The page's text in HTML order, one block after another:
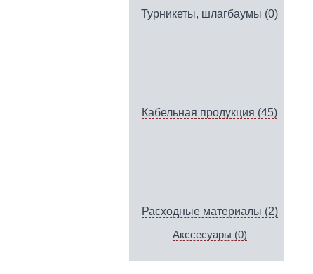
Турникеты, шлагбаумы (0)
Кабельная продукция (45)
Расходные материалы (2)
Акссесуары (0)